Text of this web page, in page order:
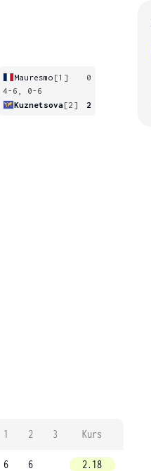
Mauresmo [1]
0
4-6, 0-6
Kuznetsova[2] 2
1 2 3 Kurs
6
6
2.18